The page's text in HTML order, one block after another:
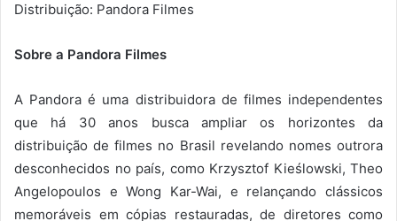
Distribuição: Pandora Filmes
Sobre a Pandora Filmes
A Pandora é uma distribuidora de filmes independentes
que há 30 anos busca ampliar os horizontes da
distribuição de filmes no Brasil revelando nomes outrora
desconhecidos no país, como Krzysztof Kieślowski, Theo
Angelopoulos e Wong Kar-Wai, e relançando clássicos
memoráveis em cópias restauradas, de diretores como